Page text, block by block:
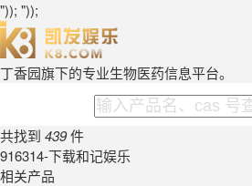
")); "));
丁香园旗下的专业生物医药信息平台。
共找到 439件
916314-下载和记娱乐
相关产品